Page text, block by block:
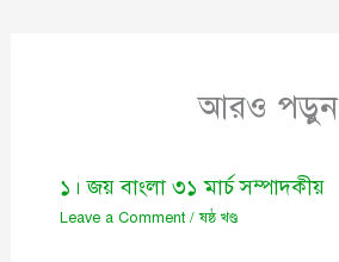
আরও পড়ুন
১। জয় বাংলা ৩১ মার্চ সম্পাদকীয়
Leave a Comment /ষষ্ঠ খণ্ড